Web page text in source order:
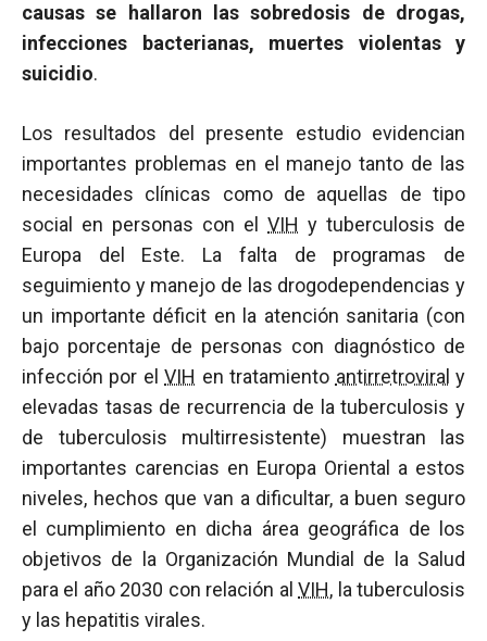
causas se hallaron las sobredosis de drogas,
infecciones bacterianas, muertes violentas y
suicidio.
Los resultados del presente estudio evidencian
importantes problemas en el manejo tanto de las
necesidades clínicas como de aquellas de tipo
social en personas con el VIH y tuberculosis de
Europa del Este. La falta de programas de
seguimiento y manejo de las drogodependencias y
un importante déficit en la atención sanitaria (con
bajo porcentaje de personas con diagnóstico de
infección por elVIH en tratamiento antirretroviral y
elevadas tasas de recurrencia de la tuberculosis y
de tuberculosis multirresistente) muestran las
importantes carencias en Europa Oriental a estos
niveles, hechos que van a dificultar, a buen seguro
el cumplimiento en dicha área geográfica de los
objetivos de la Organización Mundial de la Salud
para el año 2030 con relación alVIH, la tuberculosis
y las hepatitis virales.